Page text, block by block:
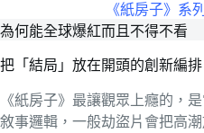
《紙房子》系
為何能全球爆紅而且不得不看
把「結局」放在開頭的創新編排
《紙房子》最讓觀眾上癮的，
敘事邏輯，一般劫盜片會把高